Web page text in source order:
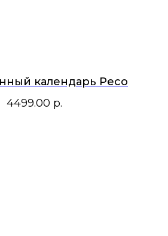
календарь Peco
4499.00 р.